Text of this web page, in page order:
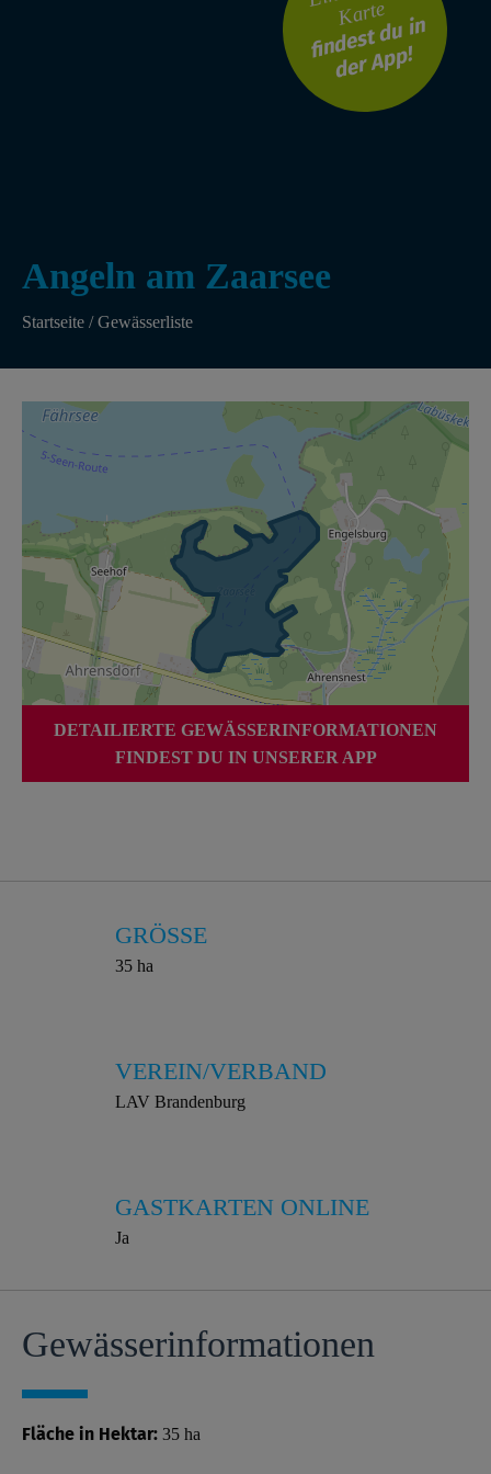
Angeln am Zaarsee
Startseite /Gewässerliste
Karte
findest du in
der App!
DETAILIERTE GEWÄSSERINFORMATIONEN
FINDEST DU IN UNSERER APP
GRÖSSE
35 ha
VEREIN/VERBAND
LAV Brandenburg
GASTKARTEN ONLINE
Ja
Gewässer­informationen
Fläche in Hektar: 35 ha